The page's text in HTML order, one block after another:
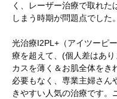
く、レーザー治療で取れた
しまう時期が問題点でした。
光治療I2PL+（アイツーピ
療を超えて、(個人差はあ
カスを薄く＆お肌全体をき
必要もなく、専業主婦さん
きやすい人気の治療です。